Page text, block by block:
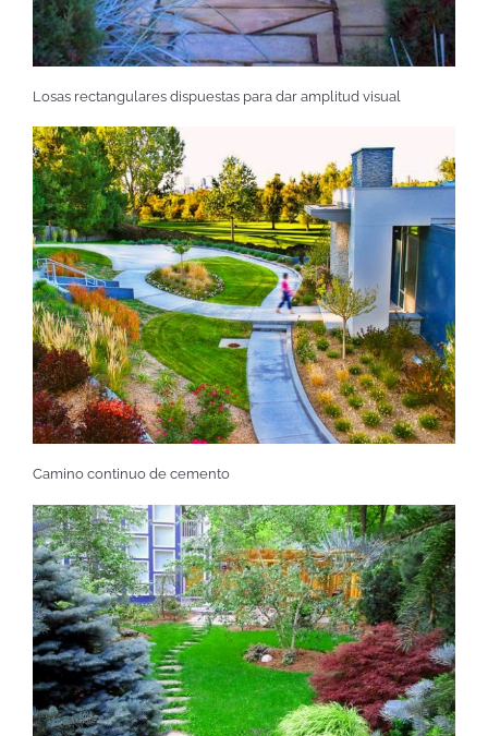
Losas rectangulares dispuestas para dar amplitud visual
Camino continuo de cemento